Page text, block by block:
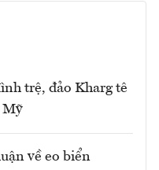
trệ, đảo Kharg tê
Mỹ
về eo biển